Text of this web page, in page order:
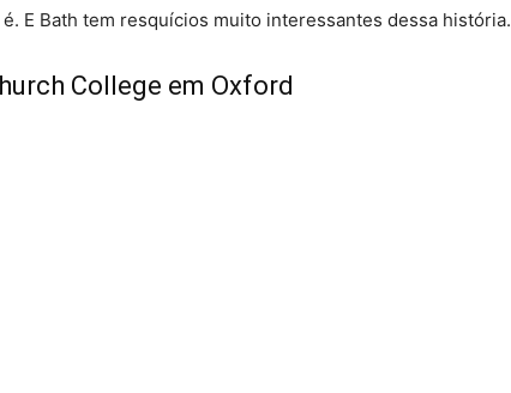
E Bath tem resquícios muito interessantes dessa história.
College em Oxford